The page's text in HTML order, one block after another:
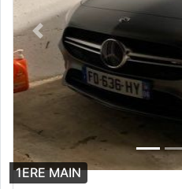
Previous
1ERE MAIN